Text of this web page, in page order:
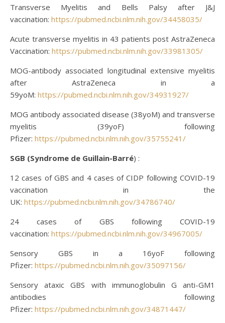
Transverse Myelitis and Bells Palsy after J&J
vaccination: https://pubmed.ncbi.nlm.nih.gov/34458035/
Acute transverse myelitis in 43 patients post AstraZeneca
Vaccination: https://pubmed.ncbi.nlm.nih.gov/33981305/
MOG-antibody associated longitudinal extensive myelitis
after AstraZeneca in a
59yoM: https://pubmed.ncbi.nlm.nih.gov/34931927/
MOG antibody associated disease (38yoM) and transverse
myelitis (39yoF) following
Pfizer: https://pubmed.ncbi.nlm.nih.gov/35755241/
SGB (Syndrome de Guillain-Barré) :
12 cases of GBS and 4 cases of CIDP following COVID-19
vaccination in the
UK: https://pubmed.ncbi.nlm.nih.gov/34786740/
24 cases of GBS following COVID-19
vaccination: https://pubmed.ncbi.nlm.nih.gov/34967005/
Sensory GBS in a 16yoF following
Pfizer: https://pubmed.ncbi.nlm.nih.gov/35097156/
Sensory ataxic GBS with immunoglobulin G anti-GM1
antibodies following
Pfizer: https://pubmed.ncbi.nlm.nih.gov/34871447/